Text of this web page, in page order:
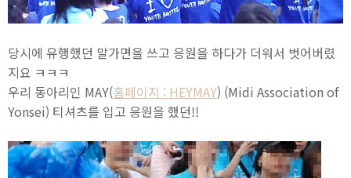
당시에 유행했던 말가면을 쓰고 응원을 하다가 더워서 벗어버렸
지요 ㅋㅋㅋ
우리 동아리인 MAY(홈페이지 : HEYMAY) (Midi Association of
Yonsei) 티셔츠를 입고 응원을 했던!!